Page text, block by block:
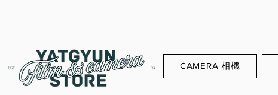
CAMERA 相機